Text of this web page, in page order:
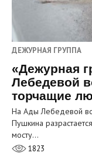
ДЕЖУРНАЯ ГРУППА
«Дежурная
Лебедевой
торчащие
На Ады Лебедевой
Пушкина
мосту…
1823